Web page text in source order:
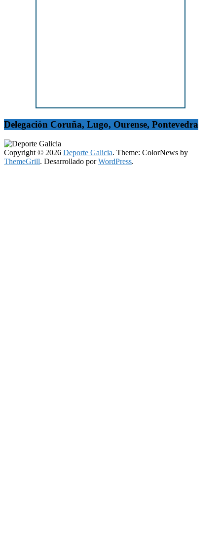
Delegación Coruña, Lugo, Ourense, Pontevedra
Copyright © 2026 Deporte Galicia. Theme: ColorNews by
ThemeGrill. Desarrollado porWordPress.